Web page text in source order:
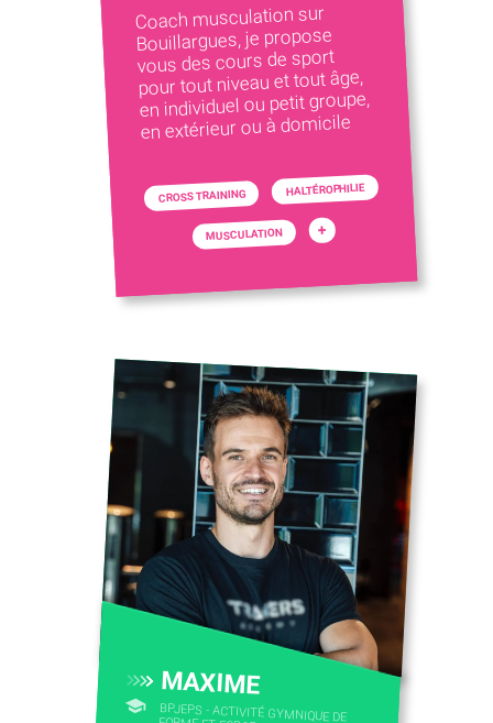
Coach musculation sur
Bouillargues, je propose
vous des cours de sport
pour tout niveau et tout âge,
en individuel ou petit groupe,
en extérieur ou à domicile
CROSS TRAINING HALTÉROPHILIE
MUSCULATION +
MAXIME
BPJEPS - ACTIVITÉ GYMNIQUE DE